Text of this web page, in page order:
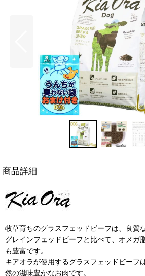
商品詳細
牧草育ちのグラスフェッドビーフは、良質
グレインフェッドビーフと比べて、オメガ
も豊富です。
キアオラが使用するグラスフェッドビーフ
然の滋味豊かなお肉です。